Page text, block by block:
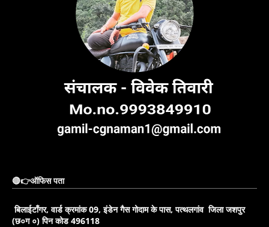
🔴👉ऑफिस पता
बिलाईटाँगर, वार्ड क्रमांक 09, इंडेन गैस गोदाम के पास, पत्थलगांव जिला जशपुर
(छ०ग ०) पिन कोड 496118